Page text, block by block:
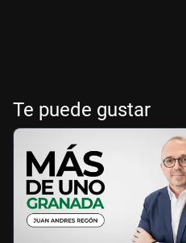
Te puede gustar